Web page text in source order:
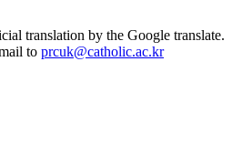
translation by the Google translate.
to prcuk@catholic.ac.kr